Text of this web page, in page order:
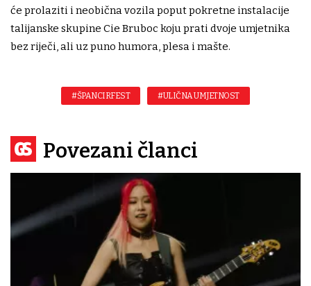
će prolaziti i neobična vozila poput pokretne instalacije
talijanske skupine Cie Bruboc koju prati dvoje umjetnika
bez riječi, ali uz puno humora, plesa i mašte.
#ŠPANCIRFEST #ULIČNA UMJETNOST
Povezani članci